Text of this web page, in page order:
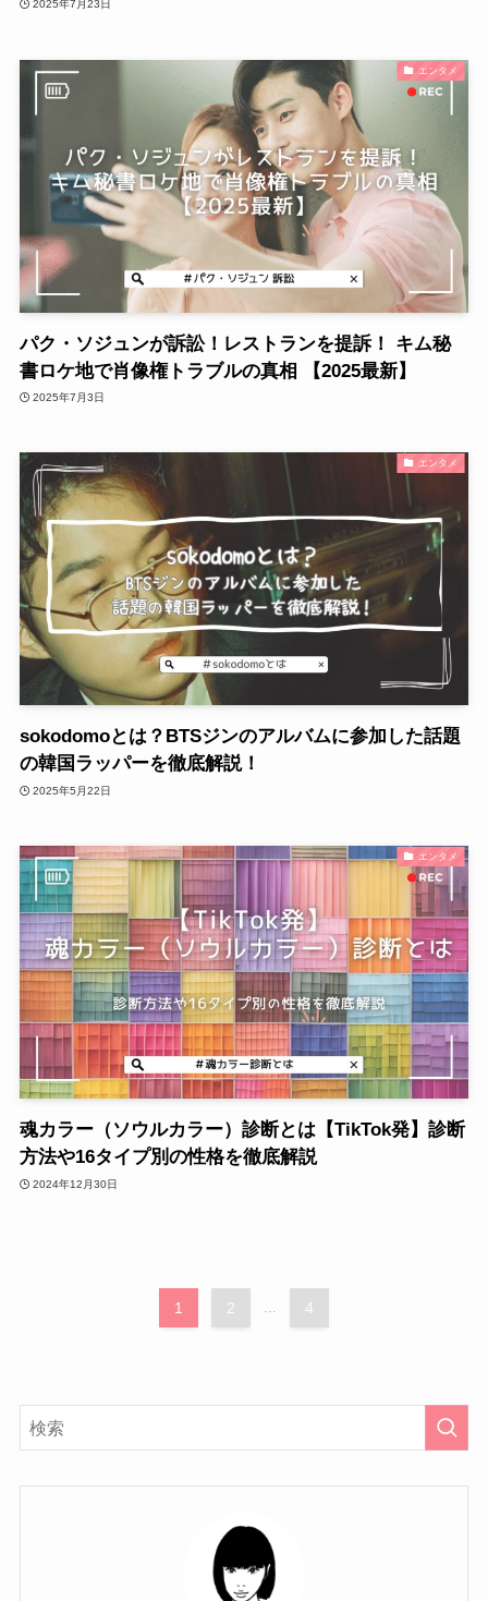
2025年7月23日
エンタメ
パク・ソジュンが訴訟！レストランを提訴！ キム秘
書ロケ地で肖像権トラブルの真相 【2025最新】
2025年7月3日
エンタメ
sokodomoとは？BTSジンのアルバムに参加した話題
の韓国ラッパーを徹底解説！
2025年5月22日
エンタメ
魂カラー（ソウルカラー）診断とは【TikTok発】診断
方法や16タイプ別の性格を徹底解説
2024年12月30日
1 2 ... 4